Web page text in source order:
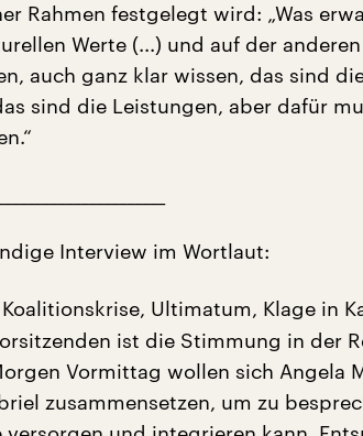
Rahmen festgelegt wird: „Was
Werte (...) und auf der
auch ganz klar wissen, das sind
sind die Leistungen, aber dafür
Interview im Wortlaut:
Koalitionskrise, Ultimatum, Klage in
ist die Stimmung in der
Vormittag wollen sich Angela
zusammensetzen, um zu